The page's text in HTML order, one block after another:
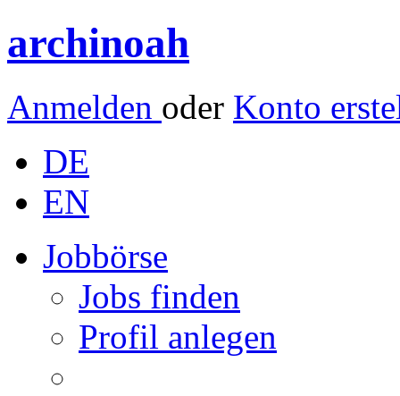
archinoah
Anmelden oder Konto
DE
EN
Jobbörse
Jobs finden
Profil anlegen